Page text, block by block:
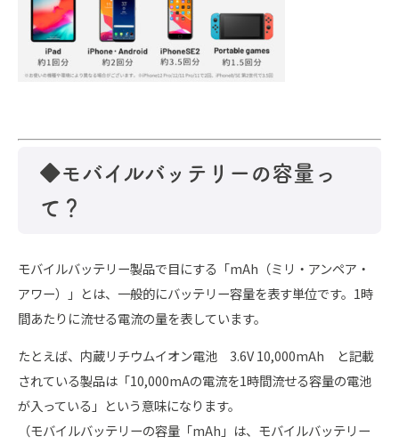
◆モバイルバッテリーの容量っ
て？
モバイルバッテリー製品で目にする「mAh（ミリ・アンペア・
アワー）」とは、一般的にバッテリー容量を表す単位です。 1時
間あたりに流せる電流の量を表しています。
たとえば、内蔵リチウムイオン電池 3.6V 10,000mAh と記載
されている製品は「10,000mAの電流を1時間流せる容量の電池
が入っている」という意味になります。
（モバイルバッテリーの容量「mAh」は、モバイルバッテリー